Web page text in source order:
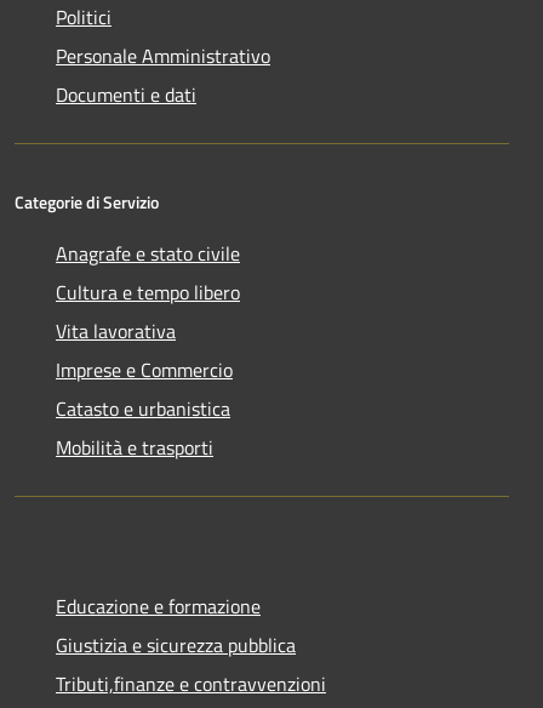
Politici
Personale Amministrativo
Documenti e dati
Categorie di Servizio
Anagrafe e stato civile
Cultura e tempo libero
Vita lavorativa
Imprese e Commercio
Catasto e urbanistica
Mobilità e trasporti
Educazione e formazione
Giustizia e sicurezza pubblica
Tributi,finanze e contravvenzioni